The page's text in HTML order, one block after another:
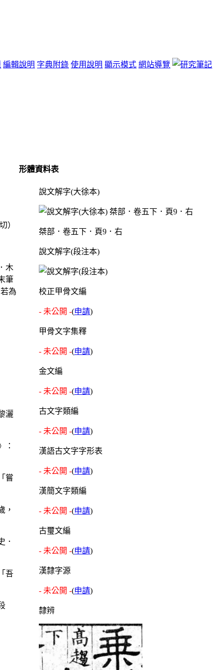
編輯說明 字典附錄 使用說明 顯示模式 網站導覽
）
木
筆
為
灑
：
嘗
，
．
吾
形體資料表
說文解字(大徐本)
桀部．卷五下．頁9．右
說文解字(段注本)
校正甲骨文編
- 未公開 -(申請)
甲骨文字集釋
- 未公開 -(申請)
金文編
- 未公開 -(申請)
古文字類編
- 未公開 -(申請)
漢語古文字字形表
- 未公開 -(申請)
漢簡文字類編
- 未公開 -(申請)
古璽文編
- 未公開 -(申請)
漢隸字源
- 未公開 -(申請)
隸辨